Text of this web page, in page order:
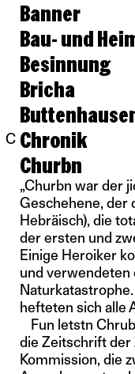
Banner
Bau- und
Besinnung
Bricha
C Chronik
Churbn
„Churbn war der
Geschehene, der
Hebräisch), die
der ersten und
Einige Heroiker
und verwendeten
hefteten sich alle
Fun letstn
die Zeitschrift
Kommission, die